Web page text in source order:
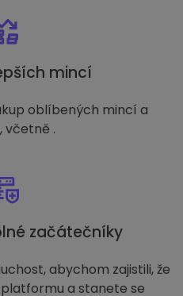
mincí
oblíbených mincí a
včetně .
začátečníky
abychom zajistili, že
a stanete se